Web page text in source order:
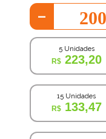
-
5 Unidades
223,20
15 Unidades
133,47